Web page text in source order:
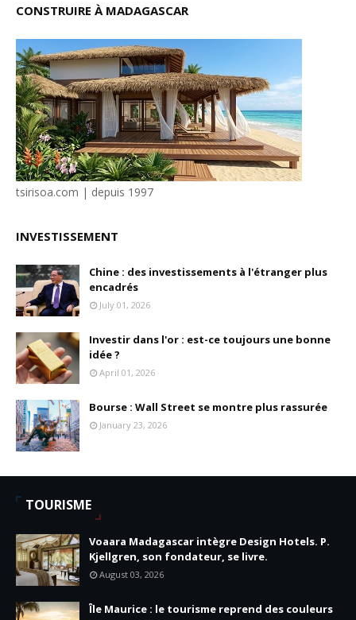
CONSTRUIRE À MADAGASCAR
tsirisoa.com | depuis 1997
INVESTISSEMENT
Chine : des investissements à l'étranger plus
encadrés
July 01, 2026
Investir dans l'or : est-ce toujours une bonne
idée ?
April 01, 2026
Bourse : Wall Street se montre plus rassurée
January 23, 2026
TOURISME
Voaara Madagascar intègre Design Hotels. P.
Kjellgren, son fondateur, se livre.
August 03, 2026
Île Maurice : le tourisme reprend des couleurs